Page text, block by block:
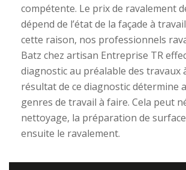
compétente. Le prix de ravalement
dépend de l’état de la façade à
cette raison, nos professionnels
Batz chez artisan Entreprise TR
diagnostic au préalable des travaux
résultat de ce diagnostic détermine
genres de travail à faire. Cela peut
nettoyage, la préparation de
ensuite le ravalement.